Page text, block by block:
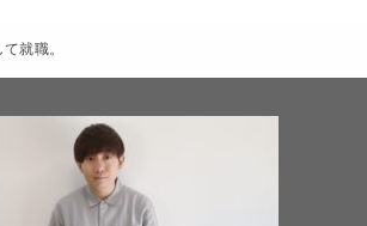
て就職。